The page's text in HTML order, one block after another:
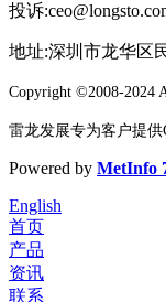
投诉
地址:深圳市龙华区
Copyright ©2008-2024
雷龙发展专为客户提供
Powered by MetInfo
English
首页
产品
资讯
联系